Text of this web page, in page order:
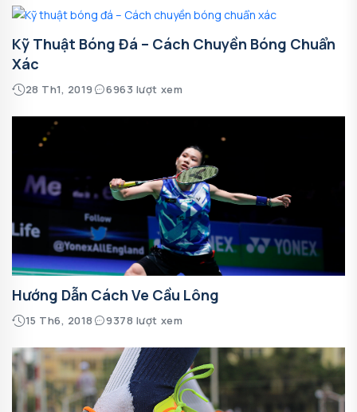
Kỹ Thuật Bóng Đá – Cách Chuyền Bóng Chuẩn
Xác
28 Th1, 2019 6963 lượt xem
Hướng Dẫn Cách Ve Cầu Lông
15 Th6, 2018 9378 lượt xem